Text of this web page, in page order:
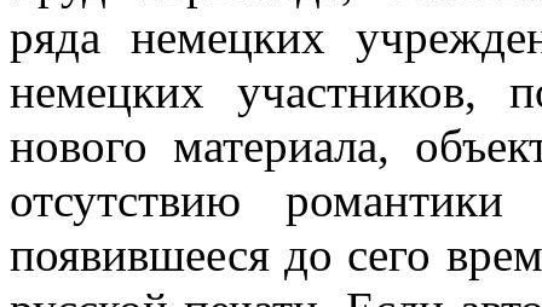
ряда немецких
немецких участников,
нового материала,
отсут­ствию
появившееся до сего